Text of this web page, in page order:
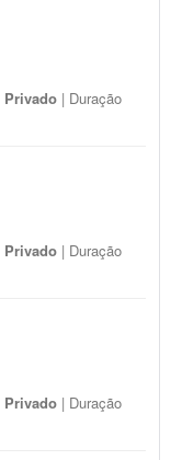
Privado | Duração
Privado | Duração
Privado | Duração